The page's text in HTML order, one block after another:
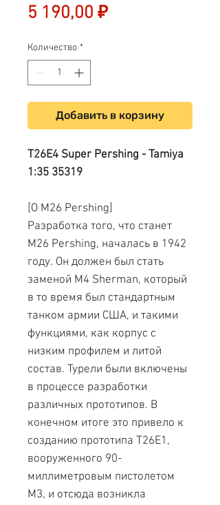
5 190,00 ₽Цена
Количество *
Добавить в корзину
T26E4 Super Pershing - Tamiya
1:35 35319
[О M26 Pershing]
Разработка того, что станет
M26 Pershing, началась в 1942
году. Он должен был стать
заменой M4 Sherman, который
в то время был стандартным
танком армии США, и такими
функциями, как корпус с
низким профилем и литой
состав. Турели были включены
в процессе разработки
различных прототипов. В
конечном итоге это привело к
созданию прототипа T26E1,
вооруженного 90-
миллиметровым пистолетом
M3, и отсюда возникла